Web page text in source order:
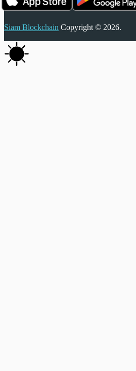
Siam Blockchain Copyright © 2026.